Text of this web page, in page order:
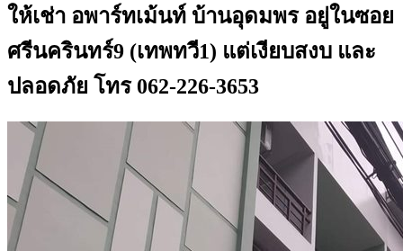
ให้เช่า อพาร์ทเม้นท์ บ้านอุดมพร อยู่ในซอย
ศรีนครินทร์9 (เทพทวี1) แต่เงียบสงบ และ
ปลอดภัย โทร 062-226-3653